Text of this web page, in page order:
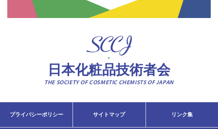
日本化粧品技術者会
THE SOCIETY OF COSMETIC CHEMISTS OF JAPAN
プライバシーポリシー サイトマップ リンク集